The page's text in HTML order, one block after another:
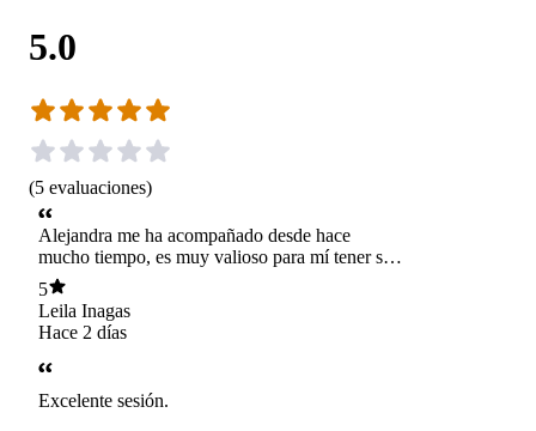
5.0
(5 evaluaciones)
Alejandra me ha acompañado desde hace
mucho tiempo, es muy valioso para mí tener su
ayuda y su acompañamiento, me transmite
mucha calma, me ayuda entender desde otra
perspectiva, es la mejor, la amo 🫶🏻
5
Leila Inagas
Hace 2 días
Excelente sesión.